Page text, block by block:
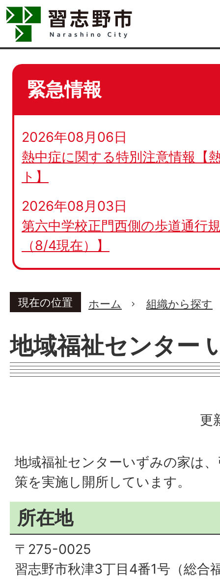
緊急情報
2026年08月06日
熱中症に関する特別注意情報【
ト】
2026年08月03日
第六中学校正門西側の歩道通行
（8/4現在）】
現在の位置 ホーム 組織から探す
地域福祉センター
更
地域福祉センターいずみの家は
策を実施し開所しています。
所在地
〒275-0025
習志野市秋津3丁目4番1号（総合